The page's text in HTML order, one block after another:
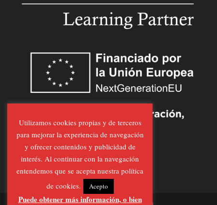
Utilizamos cookies propias y de terceros
para mejorar la experiencia de navegación
y ofrecer contenidos y publicidad de
interés. Al continuar con la navegación
entendemos que se acepta nuestra política
de cookies.
Acepto
Puede obtener más información, o bien